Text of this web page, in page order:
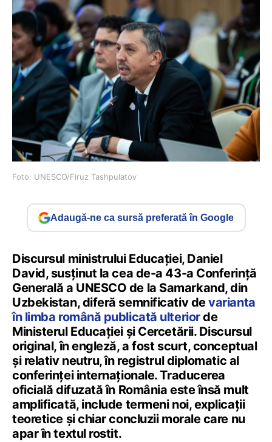
Foto: UNESCO/Firuz Tashpulatov
Adaugă-ne ca sursă preferată în Google
Discursul ministrului Educației, Daniel
David, susținut la cea de-a 43-a Conferință
Generală a UNESCO de la Samarkand, din
Uzbekistan, diferă semnificativ devarianta
în limba română publicată ulteriorde
Ministerul Educației și Cercetării. Discursul
original, în engleză, a fost scurt, conceptual
și relativ neutru, în registrul diplomatic al
conferinței internaționale. Traducerea
oficială difuzată în România este însă mult
amplificată, include termeni noi, explicații
teoretice și chiar concluzii morale care nu
apar în textul rostit.